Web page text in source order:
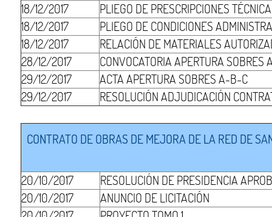
18/12/2017
PLIEGO DE PRESCRIPCIONES
18/12/2017
PLIEGO DE CONDICIONES
18/12/2017
RELACIÓN DE MATERIALES
28/12/2017
CONVOCATORIA APERTURA SOBRES
29/12/2017
ACTA APERTURA SOBRES A-B-C
29/12/2017
RESOLUCIÓN ADJUDICACIÓN
CONTRATO DE OBRAS DE MEJORA DE LA RED DE
20/10/2017
RESOLUCIÓN DE PRESIDENCIA
20/10/2017
ANUNCIO DE LICITACIÓN